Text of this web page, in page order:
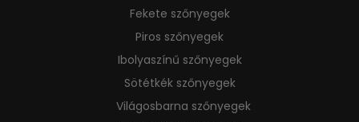
Fekete szőnyegek
Piros szőnyegek
Ibolyaszínű szőnyegek
Sötétkék szőnyegek
Világosbarna szőnyegek